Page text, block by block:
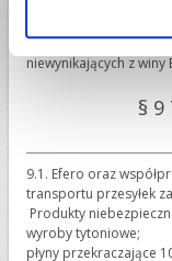
8.2. Do terminów
ustawowo wolnych od
niewynikających z winy
§
9.1. Efero oraz
transportu przesyłek
Produkty
wyroby tytoniowe;
płyny przekraczające